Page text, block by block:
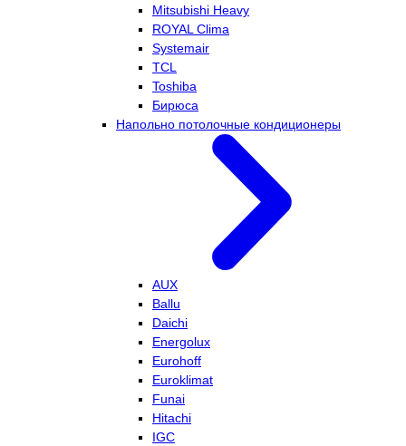
Mitsubishi Heavy
ROYAL Clima
Systemair
TCL
Toshiba
Бирюса
Напольно потолочные кондиционеры
AUX
Ballu
Daichi
Energolux
Eurohoff
Euroklimat
Funai
Hitachi
IGC